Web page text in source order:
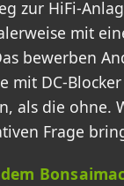
zur HiFi-
mit
bewerben
mit DC-
als die ohne.
Frage